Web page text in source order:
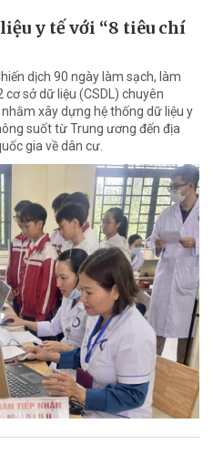
y tế với “8 tiêu chí
dịch 90 ngày làm sạch, làm
sở dữ liệu (CSDL) chuyên
xây dựng hệ thống dữ liệu y
suốt từ Trung ương đến địa
gia về dân cư.